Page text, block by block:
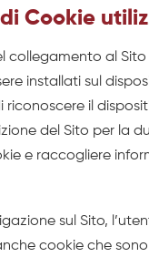
Cookie
collegamento al Sito
installati sul
riconoscere il
del Sito per la
e raccogliere
sul Sito,
cookie che